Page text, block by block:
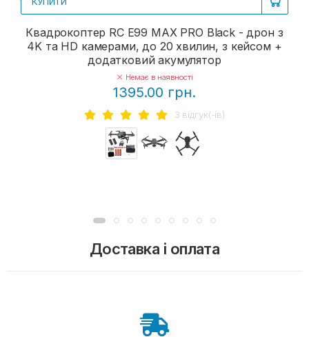
Квадрокоптер RC E99 MAX PRO Black - дрон з
4K та HD камерами, до 20 хвилин, з кейсом +
додатковий акумулятор
Немає в наявності
1395.00 грн.
3 вiдгук(-iв)
Доставка і оплата